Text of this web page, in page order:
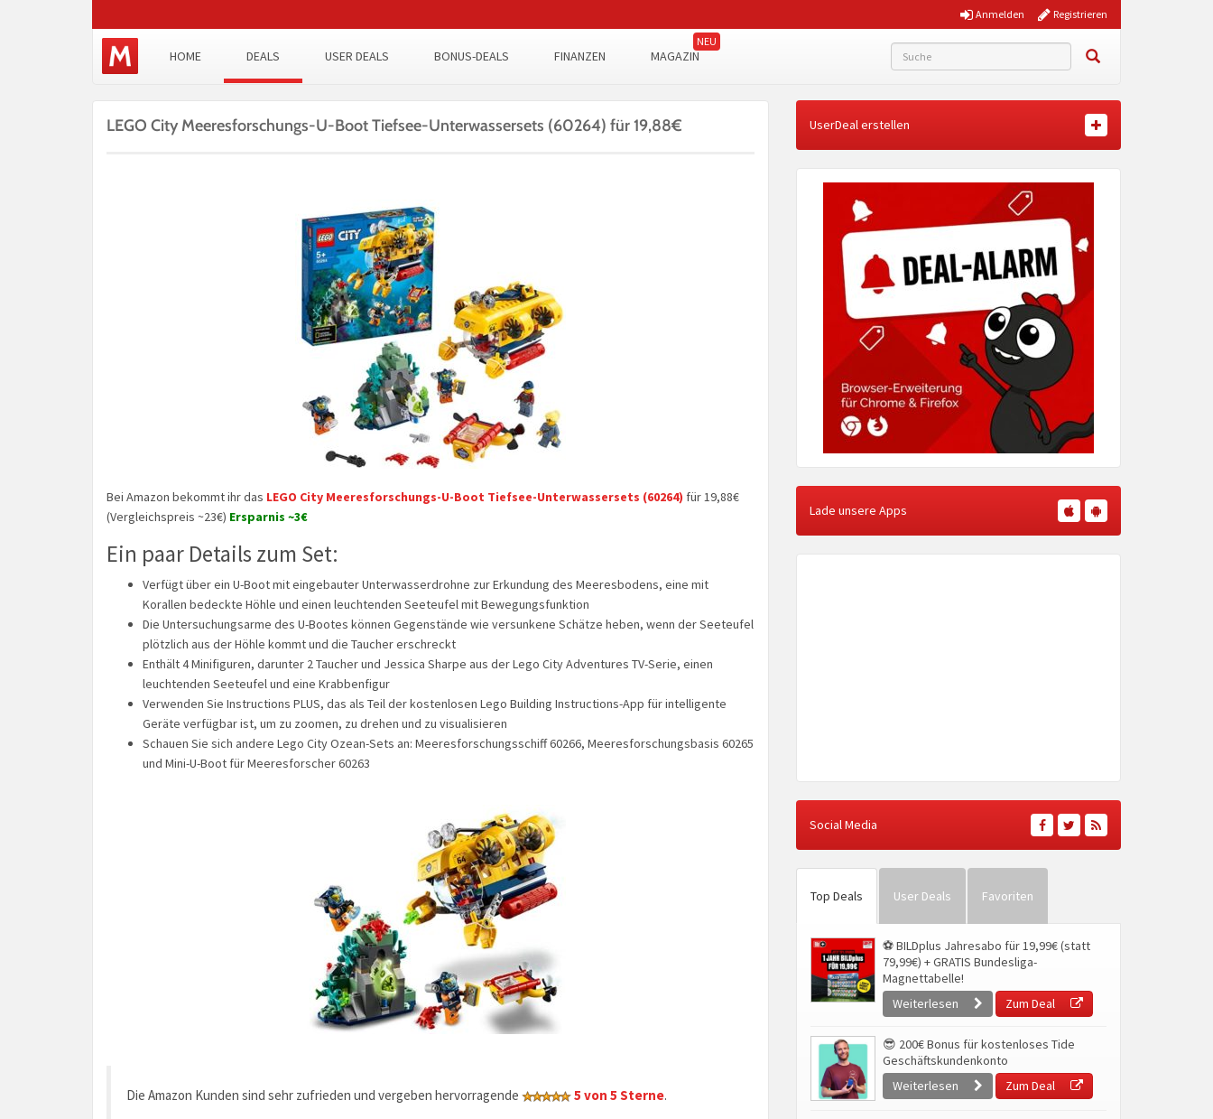
Registrieren
Anmelden
HOME DEALS USER DEALS BONUS-DEALS FINANZEN MAGAZIN
LEGO City Meeresforschungs-U-Boot Tiefsee-Unterwassersets (60264) für 19,88€
Bei Amazon bekommt ihr das LEGO City Meeresforschungs-U-Boot Tiefsee-Unterwassersets (60264) für 19,88€
(Vergleichspreis ~23€) Ersparnis ~3€
Ein paar Details zum Set:
Verfügt über ein U-Boot mit eingebauter Unterwasserdrohne zur Erkundung des Meeresbodens, eine mit
Korallen bedeckte Höhle und einen leuchtenden Seeteufel mit Bewegungsfunktion
Die Untersuchungsarme des U-Bootes können Gegenstände wie versunkene Schätze heben, wenn der Seeteufel
plötzlich aus der Höhle kommt und die Taucher erschreckt
Enthält 4 Minifiguren, darunter 2 Taucher und Jessica Sharpe aus der Lego City Adventures TV-Serie, einen
leuchtenden Seeteufel und eine Krabbenfigur
Verwenden Sie Instructions PLUS, das als Teil der kostenlosen Lego Building Instructions-App für intelligente
Geräte verfügbar ist, um zu zoomen, zu drehen und zu visualisieren
Schauen Sie sich andere Lego City Ozean-Sets an: Meeresforschungsschiff 60266, Meeresforschungsbasis 60265
und Mini-U-Boot für Meeresforscher 60263
Die Amazon Kunden sind sehr zufrieden und vergeben hervorragende 5 von 5 Sterne.
UserDeal erstellen
Lade unsere Apps
Social Media
Top Deals User Deals Favoriten
⚽ BILDplus Jahresabo für 19,99€ (statt
79,99€) + GRATIS Bundesliga-
Magnettabelle!
Weiterlesen
Zum Deal
😎 200€ Bonus für kostenloses Tide
Geschäftskundenkonto
Weiterlesen
Zum Deal